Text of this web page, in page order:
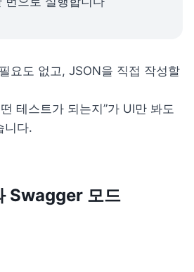
요도 없고, JSON을 직접 작성할
테스트가 되는지”가 UI만 봐도
니다.
Swagger 모드